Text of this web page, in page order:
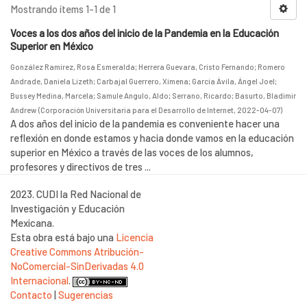
Mostrando ítems 1-1 de 1
Voces a los dos años del inicio de la Pandemia en la Educación
Superior en México
González Ramírez, Rosa Esmeralda; Herrera Guevara, Cristo Fernando; Romero
Andrade, Daniela Lizeth; Carbajal Guerrero, Ximena; García Ávila, Ángel Joel;
Bussey Medina, Marcela; Samule Angulo, Aldo; Serrano, Ricardo; Basurto, Bladimir
Andrew (Corporación Universitaria para el Desarrollo de Internet, 2022-04-07)
A dos años del inicio de la pandemia es conveniente hacer una
reflexión en donde estamos y hacia donde vamos en la educación
superior en México a través de las voces de los alumnos,
profesores y directivos de tres ...
2023. CUDI la Red Nacional de
Investigación y Educación
Mexicana.
Esta obra está bajo una Licencia
Creative Commons Atribución-
NoComercial-SinDerivadas 4.0
Internacional.
Contacto |Sugerencias